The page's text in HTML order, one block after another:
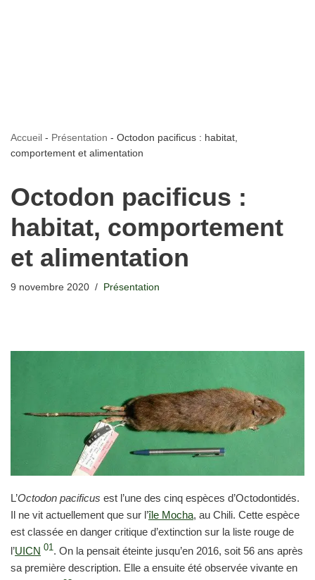
Accueil - Présentation - Octodon pacificus : habitat,
comportement et alimentation
Octodon pacificus :
habitat, comportement
et alimentation
9 novembre 2020 Présentation
L’Octodon pacificus est l’une des cinq espèces d’Octodontidés.
Il ne vit actuellement que sur l’île Mocha, au Chili. Cette espèce
est classée en danger critique d’extinction sur la liste rouge de
l’UICN 01. On la pensait éteinte jusqu’en 2016, soit 56 ans après
sa première description. Elle a ensuite été observée vivante en